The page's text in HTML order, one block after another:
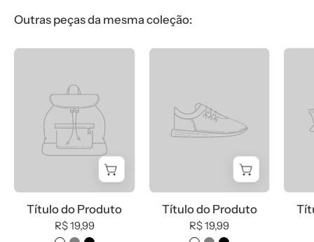
Outras peças da mesma coleção:
Título do Produto
R$ 19,99
Título do Produto
R$ 19,99